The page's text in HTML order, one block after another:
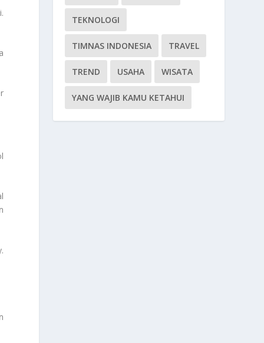
TEKNOLOGI
TIMNAS INDONESIA TRAVEL
TREND USAHA WISATA
YANG WAJIB KAMU KETAHUI